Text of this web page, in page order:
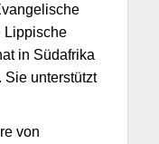
Lippische
in Südafrika
Sie unterstützt
von